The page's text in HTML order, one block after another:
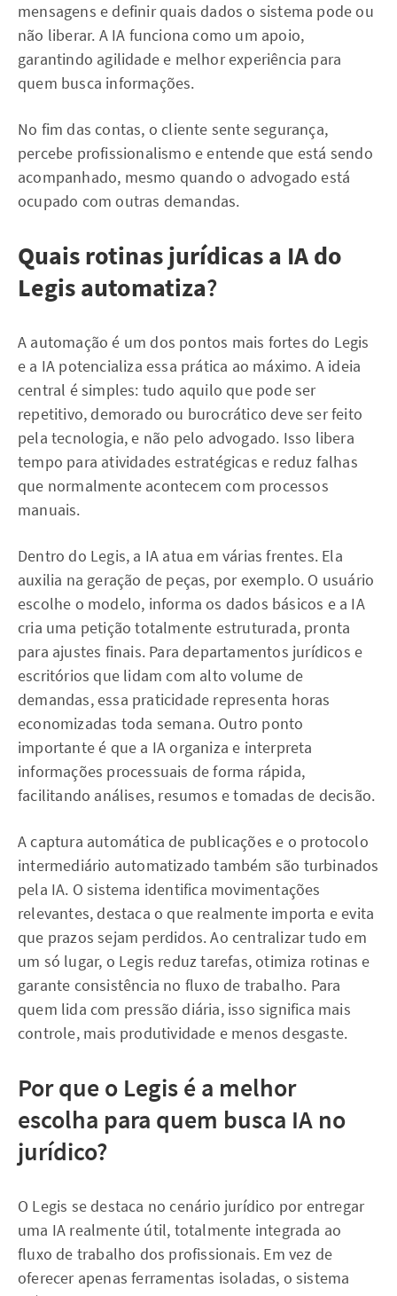
mensagens e definir quais dados o sistema pode ou
não liberar. A IA funciona como um apoio,
garantindo agilidade e melhor experiência para
quem busca informações.
No fim das contas, o cliente sente segurança,
percebe profissionalismo e entende que está sendo
acompanhado, mesmo quando o advogado está
ocupado com outras demandas.
Quais rotinas jurídicas a IA do
Legis automatiza?
A automação é um dos pontos mais fortes do Legis
e a IA potencializa essa prática ao máximo. A ideia
central é simples: tudo aquilo que pode ser
repetitivo, demorado ou burocrático deve ser feito
pela tecnologia, e não pelo advogado. Isso libera
tempo para atividades estratégicas e reduz falhas
que normalmente acontecem com processos
manuais.
Dentro do Legis, a IA atua em várias frentes. Ela
auxilia na geração de peças, por exemplo. O usuário
escolhe o modelo, informa os dados básicos e a IA
cria uma petição totalmente estruturada, pronta
para ajustes finais. Para departamentos jurídicos e
escritórios que lidam com alto volume de
demandas, essa praticidade representa horas
economizadas toda semana. Outro ponto
importante é que a IA organiza e interpreta
informações processuais de forma rápida,
facilitando análises, resumos e tomadas de decisão.
A captura automática de publicações e o protocolo
intermediário automatizado também são turbinados
pela IA. O sistema identifica movimentações
relevantes, destaca o que realmente importa e evita
que prazos sejam perdidos. Ao centralizar tudo em
um só lugar, o Legis reduz tarefas, otimiza rotinas e
garante consistência no fluxo de trabalho. Para
quem lida com pressão diária, isso significa mais
controle, mais produtividade e menos desgaste.
Por que o Legis é a melhor
escolha para quem busca IA no
jurídico?
O Legis se destaca no cenário jurídico por entregar
uma IA realmente útil, totalmente integrada ao
fluxo de trabalho dos profissionais. Em vez de
oferecer apenas ferramentas isoladas, o sistema